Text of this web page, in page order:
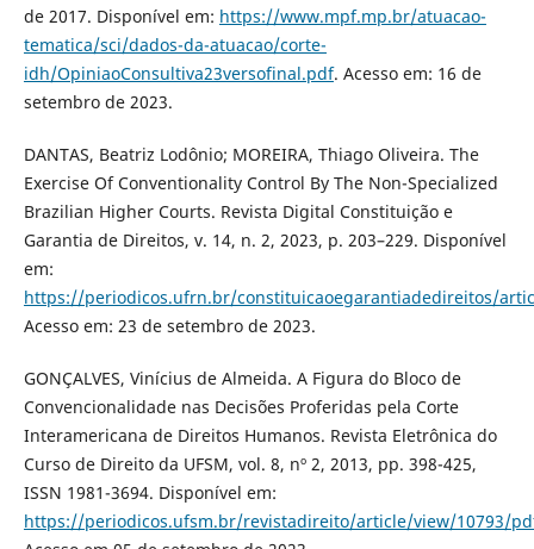
de 2017. Disponível em: https://www.mpf.mp.br/atuacao-
tematica/sci/dados-da-atuacao/corte-
idh/OpiniaoConsultiva23versofinal.pdf. Acesso em: 16 de
setembro de 2023.
DANTAS, Beatriz Lodônio; MOREIRA, Thiago Oliveira. The
Exercise Of Conventionality Control By The Non-Specialized
Brazilian Higher Courts. Revista Digital Constituição e
Garantia de Direitos, v. 14, n. 2, 2023, p. 203–229. Disponível
em:
https://periodicos.ufrn.br/constituicaoegarantiadedireitos/
Acesso em: 23 de setembro de 2023.
GONÇALVES, Vinícius de Almeida. A Figura do Bloco de
Convencionalidade nas Decisões Proferidas pela Corte
Interamericana de Direitos Humanos. Revista Eletrônica do
Curso de Direito da UFSM, vol. 8, nº 2, 2013, pp. 398-425,
ISSN 1981-3694. Disponível em:
https://periodicos.ufsm.br/revistadireito/article/view/10793/